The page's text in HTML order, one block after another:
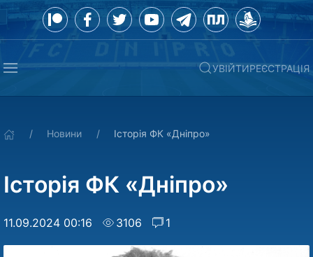
УВІЙТИРЕЄСТРАЦІЯ
Новини Історія ФК «Дніпро»
Історія ФК «Дніпро»
11.09.2024 00:16 3106 1